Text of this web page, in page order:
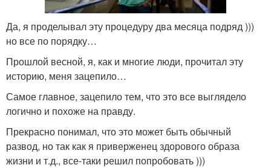
Да, я проделывал эту процедуру два месяца подряд )))
но все по порядку…
Прошлой весной, я, как и многие люди, прочитал эту
историю, меня зацепило…
Самое главное, зацепило тем, что это все выглядело
логично и похоже на правду.
Прекрасно понимал, что это может быть обычный
развод, но так как я приверженец здорового образа
жизни и т.д., все-таки решил попробовать )))